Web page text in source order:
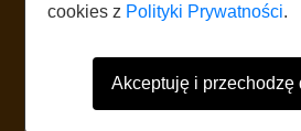
cookies z Polityki Prywatności.
Akceptuję i przechodzę